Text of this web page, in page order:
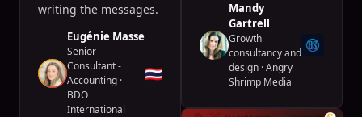
writing the messages.
Eugénie Masse
Senior
Consultant -
Accounting ·
BDO
International
🇹🇭
Mandy
Gartrell
Growth
consultancy and
design ·Angry
Shrimp Media